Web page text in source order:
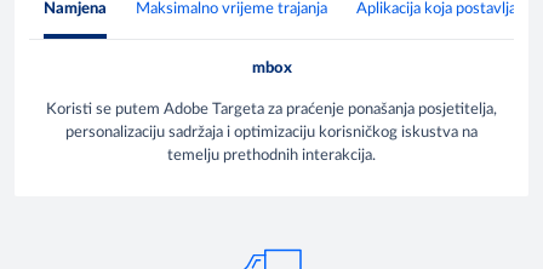
Namjena Maksimalno vrijeme trajanja Aplikacija koja postavlja
mbox
Koristi se putem Adobe Targeta za praćenje ponašanja posjetitelja,
personalizaciju sadržaja i optimizaciju korisničkog iskustva na
temelju prethodnih interakcija.